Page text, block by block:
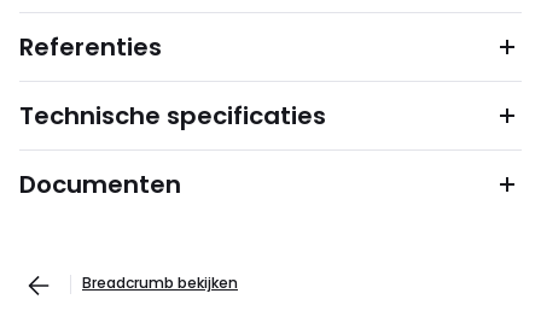
Referenties
Technische specificaties
Documenten
Breadcrumb bekijken